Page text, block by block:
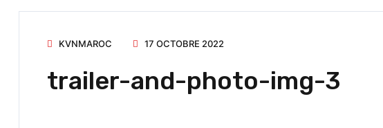
KVNMAROC 17 OCTOBRE 2022
trailer-and-photo-img-3